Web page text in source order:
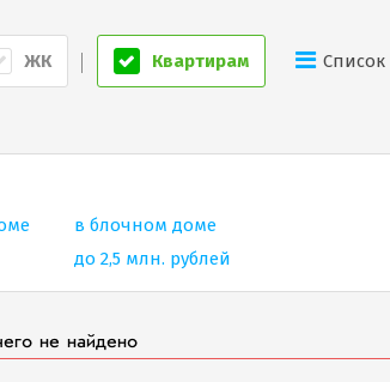
ЖК Квартирам Список
в блочном доме
до 2,5 млн. рублей
не найдено